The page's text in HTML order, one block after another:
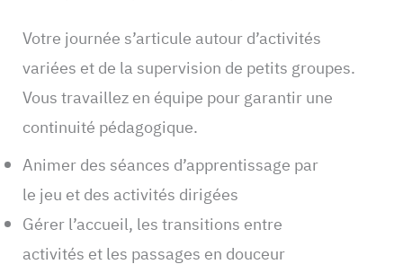
Votre journée s’articule autour d’activités
variées et de la supervision de petits groupes.
Vous travaillez en équipe pour garantir une
continuité pédagogique.
Animer des séances d’apprentissage par
le jeu et des activités dirigées
Gérer l’accueil, les transitions entre
activités et les passages en douceur